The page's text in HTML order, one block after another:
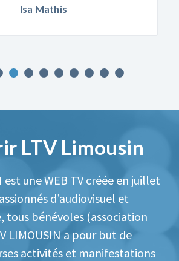
LTV Limousin
est une WEB TV créée en juillet
d’audiovisuel et
tous bénévoles (association
LIMOUSIN a pour but de
activités et manifestations